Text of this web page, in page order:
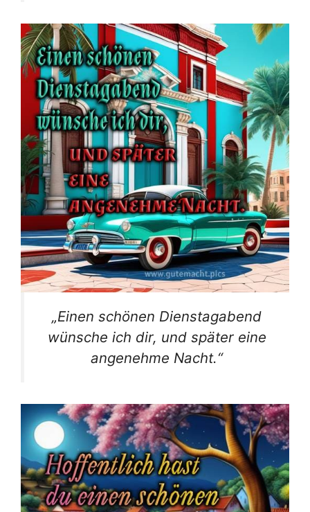
„Einen schönen Dienstagabend
wünsche ich dir, und später eine
angenehme Nacht.“